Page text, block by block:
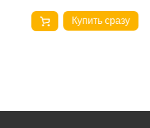
Купить сразу